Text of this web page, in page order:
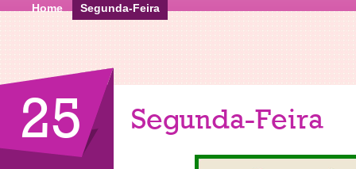
Home Segunda-Feira
25 Segunda-Feira